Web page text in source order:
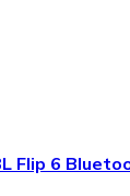
Flip 6